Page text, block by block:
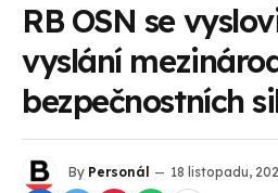
RB OSN se
vyslání
bezpečnostních
By Personál 18 listopadu,